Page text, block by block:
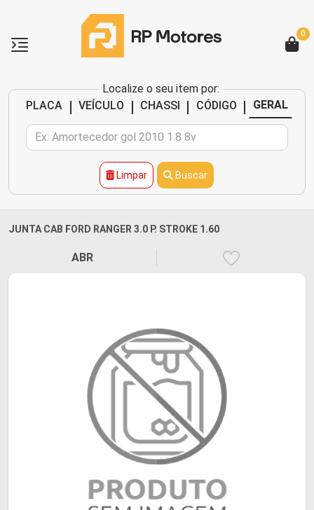
Localize o seu item por:
PLACA
| VEÍCULO | CHASSI | CÓDIGO | GERAL
Limpar Buscar
0
JUNTA CAB FORD RANGER 3.0 P. STROKE 1.60
ABR